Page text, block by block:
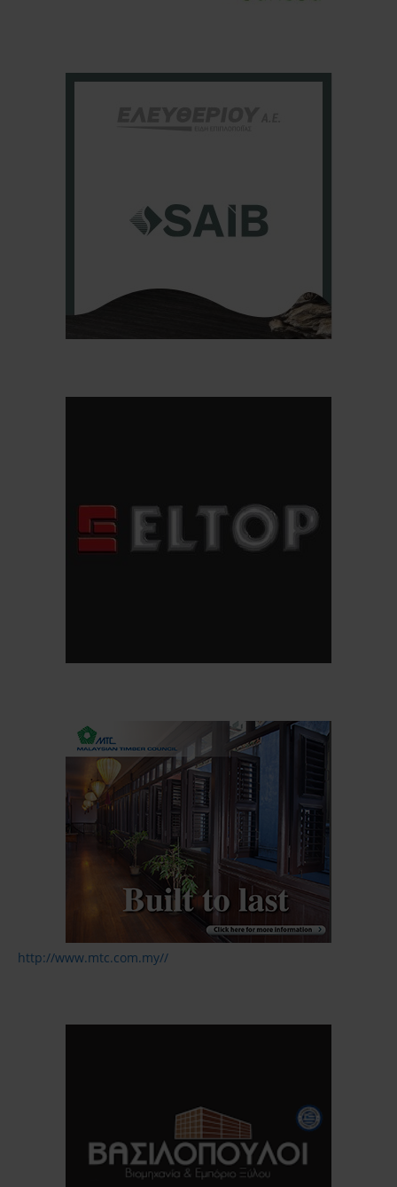
http://www.mtc.com.my//